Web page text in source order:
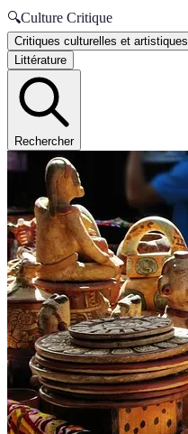
🔍Culture Critique
Critiques culturelles et artistiques
Littérature
Rechercher